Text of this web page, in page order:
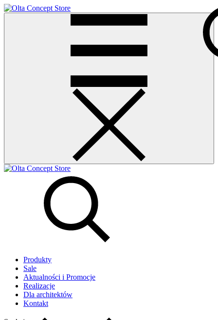
Produkty
Sale
Aktualności i Promocje
Realizacje
Dla architektów
Kontakt